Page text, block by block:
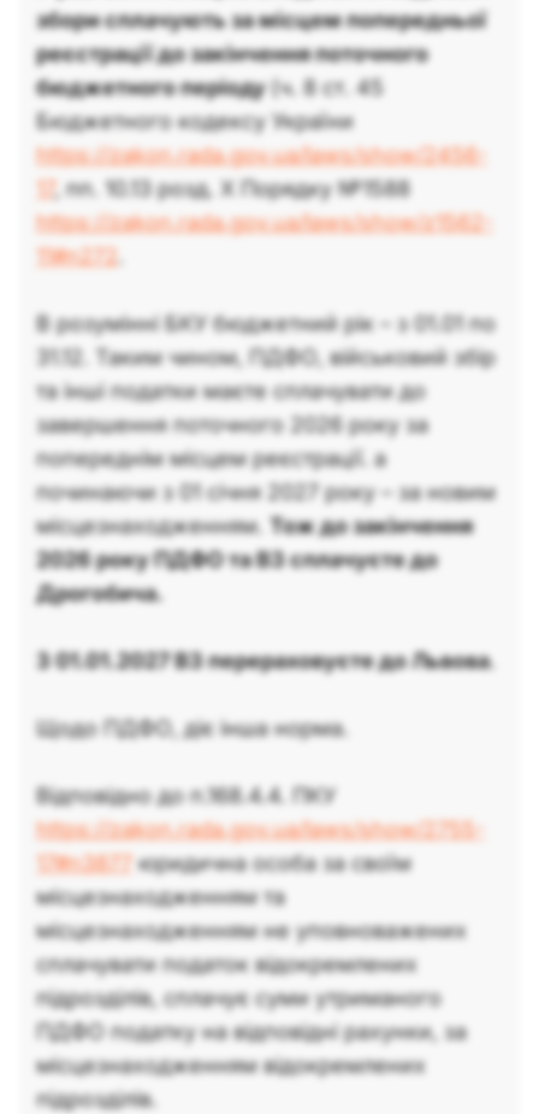
збори сплачують за місцем попередньої
реєстрації до закінчення поточного
бюджетного періоду (ч. 8 ст. 45
Бюджетного кодексу України
https://zakon.rada.gov.ua/laws/show/2456-
, пп. 10.13 розд. X Порядку №1588
https://zakon.rada.gov.ua/laws/show/z1562-
11#n272
В розумінні БКУ бюджетний рік – з 01.01 по
31.12. Таким чином, ПДФО, військовий збір
та інші податки маєте сплачувати до
завершення поточного 2026 року за
попереднім місцем реєстрації. а
починаючи з 01 січня 2027 року – за новим
місцезнаходженням. Тож до закінчення
2026 року ПДФО та ВЗ сплачуєте до
Дрогобича.
З 01.01.2027 ВЗ перераховуєте до Львова.
Щодо ПДФО, діє інша норма.
Відповідно до п.168.4.4. ПКУ
https://zakon.rada.gov.ua/laws/show/2755-
17#n3877
юридична особа за своїм
місцезнаходженням та
місцезнаходженням не уповноважених
сплачувати податок відокремлених
підрозділів, сплачує суми утриманого
ПДФО податку на відповідні рахунки, за
місцезнаходженням відокремлених
підрозділів.